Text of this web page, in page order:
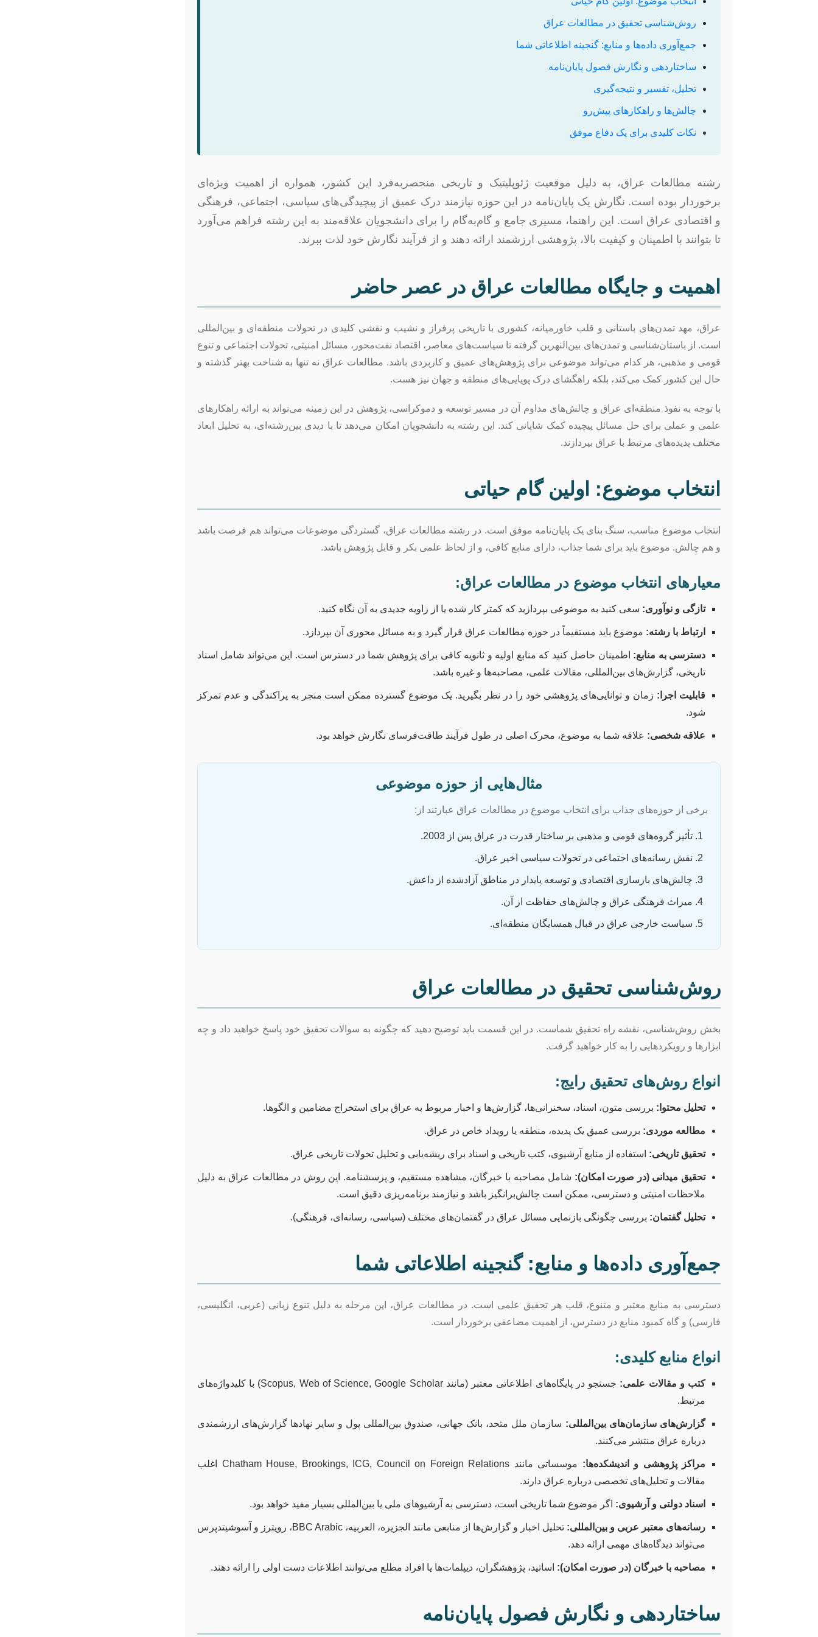
روش‌شناسی تحقیق در مطالعات عراق
جمع‌آوری داده‌ها و منابع: گنجینه اطلاعاتی شما
ساختاردهی و نگارش فصول پایان‌نامه
تحلیل، تفسیر و نتیجه‌گیری
چالش‌ها و راهکارهای پیش‌رو
نکات کلیدی برای یک دفاع موفق
رشته مطالعات عراق، به دلیل موقعیت ژئوپلیتیک و تاریخی منحصربه‌فرد این کشور، همواره از اهمیت ویژه‌ای
برخوردار بوده است. نگارش یک پایان‌نامه در این حوزه نیازمند درک عمیق از پیچیدگی‌های سیاسی، اجتماعی، فرهنگی
و اقتصادی عراق است. این راهنما، مسیری جامع و گام‌به‌گام را برای دانشجویان علاقه‌مند به این رشته فراهم می‌آورد
تا بتوانند با اطمینان و کیفیت بالا، پژوهشی ارزشمند ارائه دهند و از فرآیند نگارش خود لذت ببرند.
اهمیت و جایگاه مطالعات عراق در عصر حاضر
عراق، مهد تمدن‌های باستانی و قلب خاورمیانه، کشوری با تاریخی پرفراز و نشیب و نقشی کلیدی در تحولات منطقه‌ای و بین‌المللی
است. از باستان‌شناسی و تمدن‌های بین‌النهرین گرفته تا سیاست‌های معاصر، اقتصاد نفت‌محور، مسائل امنیتی، تحولات اجتماعی و تنوع
قومی و مذهبی، هر کدام می‌تواند موضوعی برای پژوهش‌های عمیق و کاربردی باشد. مطالعات عراق نه تنها به شناخت بهتر گذشته و
حال این کشور کمک می‌کند، بلکه راهگشای درک پویایی‌های منطقه و جهان نیز هست.
با توجه به نفوذ منطقه‌ای عراق و چالش‌های مداوم آن در مسیر توسعه و دموکراسی، پژوهش در این زمینه می‌تواند به ارائه راهکارهای
علمی و عملی برای حل مسائل پیچیده کمک شایانی کند. این رشته به دانشجویان امکان می‌دهد تا با دیدی بین‌رشته‌ای، به تحلیل ابعاد
مختلف پدیده‌های مرتبط با عراق بپردازند.
انتخاب موضوع: اولین گام حیاتی
انتخاب موضوع مناسب، سنگ بنای یک پایان‌نامه موفق است. در رشته مطالعات عراق، گستردگی موضوعات می‌تواند هم فرصت باشد
و هم چالش. موضوع باید برای شما جذاب، دارای منابع کافی، و از لحاظ علمی بکر و قابل پژوهش باشد.
معیارهای انتخاب موضوع در مطالعات عراق:
تازگی و نوآوری: سعی کنید به موضوعی بپردازید که کمتر کار شده یا از زاویه جدیدی به آن نگاه کنید.
ارتباط با رشته: موضوع باید مستقیماً در حوزه مطالعات عراق قرار گیرد و به مسائل محوری آن بپردازد.
دسترسی به منابع: اطمینان حاصل کنید که منابع اولیه و ثانویه کافی برای پژوهش شما در دسترس است. این می‌تواند شامل اسناد
تاریخی، گزارش‌های بین‌المللی، مقالات علمی، مصاحبه‌ها و غیره باشد.
قابلیت اجرا: زمان و توانایی‌های پژوهشی خود را در نظر بگیرید. یک موضوع گسترده ممکن است منجر به پراکندگی و عدم تمرکز
شود.
علاقه شخصی: علاقه شما به موضوع، محرک اصلی در طول فرآیند طاقت‌فرسای نگارش خواهد بود.
مثال‌هایی از حوزه موضوعی
برخی از حوزه‌های جذاب برای انتخاب موضوع در مطالعات عراق عبارتند از:
تأثیر گروه‌های قومی و مذهبی بر ساختار قدرت در عراق پس از 2003.
نقش رسانه‌های اجتماعی در تحولات سیاسی اخیر عراق.
چالش‌های بازسازی اقتصادی و توسعه پایدار در مناطق آزادشده از داعش.
میراث فرهنگی عراق و چالش‌های حفاظت از آن.
سیاست خارجی عراق در قبال همسایگان منطقه‌ای.
روش‌شناسی تحقیق در مطالعات عراق
بخش روش‌شناسی، نقشه راه تحقیق شماست. در این قسمت باید توضیح دهید که چگونه به سوالات تحقیق خود پاسخ خواهید داد و چه
ابزارها و رویکردهایی را به کار خواهید گرفت.
انواع روش‌های تحقیق رایج:
تحلیل محتوا: بررسی متون، اسناد، سخنرانی‌ها، گزارش‌ها و اخبار مربوط به عراق برای استخراج مضامین و الگوها.
مطالعه موردی: بررسی عمیق یک پدیده، منطقه یا رویداد خاص در عراق.
تحقیق تاریخی: استفاده از منابع آرشیوی، کتب تاریخی و اسناد برای ریشه‌یابی و تحلیل تحولات تاریخی عراق.
تحقیق میدانی (در صورت امکان): شامل مصاحبه با خبرگان، مشاهده مستقیم، و پرسشنامه. این روش در مطالعات عراق به دلیل
ملاحظات امنیتی و دسترسی، ممکن است چالش‌برانگیز باشد و نیازمند برنامه‌ریزی دقیق است.
تحلیل گفتمان: بررسی چگونگی بازنمایی مسائل عراق در گفتمان‌های مختلف (سیاسی، رسانه‌ای، فرهنگی).
جمع‌آوری داده‌ها و منابع: گنجینه اطلاعاتی شما
دسترسی به منابع معتبر و متنوع، قلب هر تحقیق علمی است. در مطالعات عراق، این مرحله به دلیل تنوع زبانی (عربی، انگلیسی،
فارسی) و گاه کمبود منابع در دسترس، از اهمیت مضاعفی برخوردار است.
انواع منابع کلیدی:
کتب و مقالات علمی:
جستجو در پایگاه‌های اطلاعاتی معتبر (مانند Scopus, Web of Science, Google Scholar) با کلیدواژه‌های
مرتبط.
گزارش‌های سازمان‌های بین‌المللی: سازمان ملل متحد، بانک جهانی، صندوق بین‌المللی پول و سایر نهادها گزارش‌های ارزشمندی
درباره عراق منتشر می‌کنند.
مراکز پژوهشی و اندیشکده‌ها:
موسساتی مانند Chatham House, Brookings, ICG, Council on Foreign Relations اغلب
مقالات و تحلیل‌های تخصصی درباره عراق دارند.
اسناد دولتی و آرشیوی: اگر موضوع شما تاریخی است، دسترسی به آرشیوهای ملی یا بین‌المللی بسیار مفید خواهد بود.
رسانه‌های معتبر عربی و بین‌المللی:
تحلیل اخبار و گزارش‌ها از منابعی مانند الجزیره، العربیه، BBC Arabic، رویترز و آسوشیتدپرس
می‌تواند دیدگاه‌های مهمی ارائه دهد.
مصاحبه با خبرگان (در صورت امکان): اساتید، پژوهشگران، دیپلمات‌ها یا افراد مطلع می‌توانند اطلاعات دست اولی را ارائه دهند.
ساختاردهی و نگارش فصول پایان‌نامه